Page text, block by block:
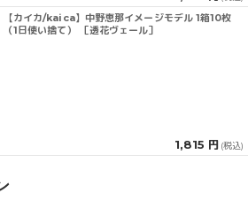
【カイカ/kaica】中野恵那イメージモデル 1箱10枚
（1日使い捨て） ［透花ヴェール］
1,815 円 (税込)